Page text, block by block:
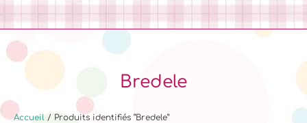
Bredele
Accueil / Produits identifiés “Bredele”